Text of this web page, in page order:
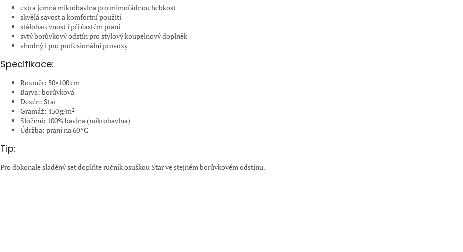
extra jemná mikrobavlna pro mimořádnou hebkost
skvělá savost a komfortní použití
stálobarevnost i při častém praní
sytý borůvkový odstín pro stylový koupelnový doplněk
vhodný i pro profesionální provozy
Specifikace:
Rozměr: 50×100 cm
Barva: borůvková
Dezén: Star
Gramáž: 450 g/m²
Složení: 100% bavlna (mikrobavlna)
Údržba: praní na 60 °C
Tip:
Pro dokonale sladěný set doplňte ručník osuškou Star ve stejném borůvkovém odstínu.